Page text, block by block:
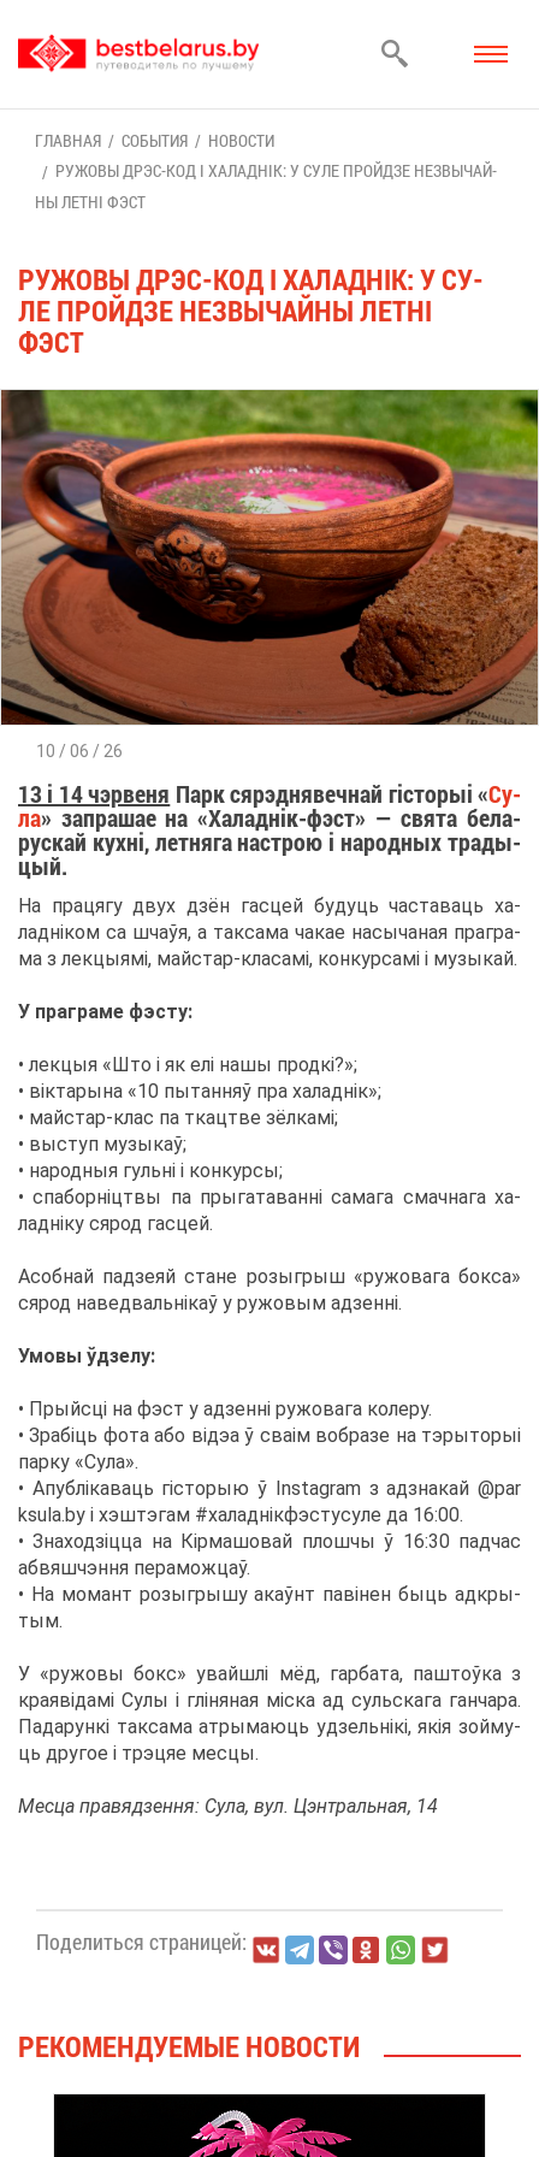
ГЛАВ­НАЯ СО­БЫ­ТИЯ
НО­ВО­СТИ
РУ­ЖО­ВЫ ДР­ЭС-КОД І ХА­ЛАДНІК: У СУ­ЛЕ ПРОЙДЗЕ НЕЗВЫ­ЧАЙ­
НЫ ЛЕТНІ ФЭСТ
РУ­ЖО­ВЫ ДР­ЭС-КОД І ХА­ЛАДНІК: У СУ­
ЛЕ ПРОЙДЗЕ НЕЗВЫ­ЧАЙ­НЫ ЛЕТНІ
ФЭСТ
10 / 06 / 26
13 і 14 чэрве­ня Парк сяр­эд­нявеч­най гісто­рыі «Су­
ла» за­пра­шае на «Ха­ладнік-фэст» — свя­та бе­ла­
рус­кай кухні, лет­ня­га на­строю і на­род­ных тра­ды­
цый.
На пра­ця­гу двух дзён гас­цей бу­ду­ць часта­ва­ць ха­
ладніком са шчаўя, а так­са­ма ча­кае на­сы­ча­ная пра­гра­
ма з лек­цы­ямі, май­стар-кла­самі, кон­кур­самі і му­зы­кай.
У пра­гра­ме фэс­ту:
• лек­цыя «Што і як елі на­шы продкі?»;
• вікта­ры­на «10 пы­тан­няў пра ха­ладнік»;
• май­стар-клас па ткац­тве зёл­камі;
• вы­ступ му­зы­каў;
• на­род­ныя гульні і кон­кур­сы;
• спа­борніцт­вы па пры­га­та­ванні са­ма­га смач­на­га ха­
ладніку ся­род гас­цей.
Асоб­най пад­зе­яй стане розыг­рыш «ру­жо­ва­га бок­са»
ся­род на­вед­вальнікаў у ру­жо­вым ад­зенні.
Умо­вы ўдзе­лу:
• Прый­сці на фэст у ад­зенні ру­жо­ва­га ко­ле­ру.
• Зрабіць фо­та або відэа ў сваім во­бра­зе на тэ­ры­то­рыі
пар­ку «Су­ла».
• Апубліка­ва­ць гісто­рыю ў Instagram з ад­зна­кай @​par​
ksul​a.​by і хэ­штэ­гам #ха­ладнікф­эс­ту­су­ле да 16:00.
• Зна­ходзіцца на Кірма­шо­вай плош­чы ў 16:30 пад­час
аб­вяш­ч­эн­ня пе­ра­мож­цаў.
• На мо­мант розыг­ры­шу акаўнт павінен бы­ць ад­кры­
тым.
У «ру­жо­вы бокс» увай­шлі мёд, гар­ба­та, паштоўка з
кра­явідамі Су­лы і гліня­ная міска ад суль­ска­га ган­ча­ра.
Па­да­рункі так­са­ма ат­ры­ма­ю­ць удзельнікі, якія зой­му­
ць дру­гое і тр­эцяе мес­цы.
Мес­ца пра­вяд­зен­ня: Су­ла, вул. Цэн­траль­ная, 14
По­де­лить­ся стра­ни­цей:
РЕ­КО­МЕН­ДУ­Е­МЫЕ НО­ВО­СТИ